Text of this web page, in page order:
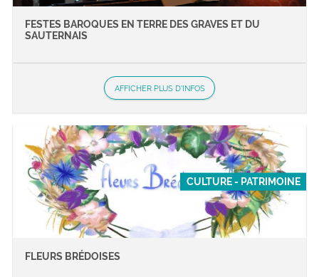
FESTES BAROQUES EN TERRE DES GRAVES ET DU
SAUTERNAIS
AFFICHER PLUS D'INFOS
CULTURE - PATRIMOINE
FLEURS BRÉDOISES